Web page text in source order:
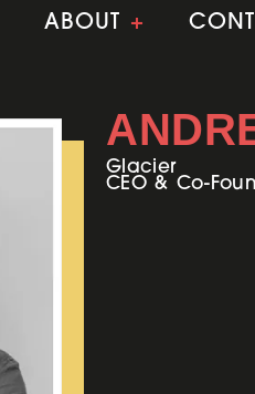
ABOUT +
Glacier
CEO & Co-